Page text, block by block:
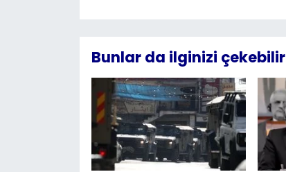
Bunlar da ilginizi çekebilir